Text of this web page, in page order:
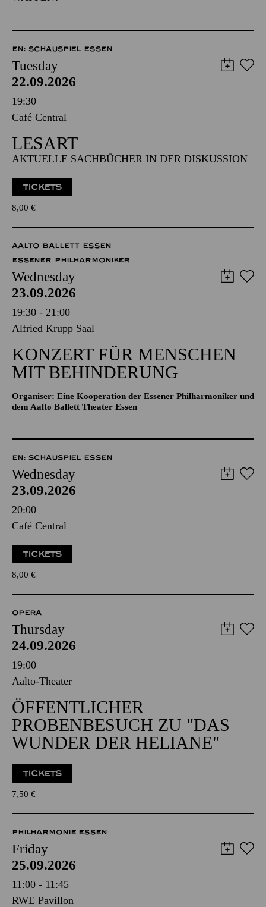
EN: SCHAUSPIEL ESSEN
Tuesday
22.09.2026
19:30
Café Central
LESART
AKTUELLE SACHBÜCHER IN DER DISKUSSION
TICKETS
8,00 €
AALTO BALLETT ESSEN
ESSENER PHILHARMONIKER
Wednesday
23.09.2026
19:30 - 21:00
Alfried Krupp Saal
KONZERT FÜR MENSCHEN
MIT BEHINDERUNG
Organiser: Eine Kooperation der Essener Philharmoniker und
dem Aalto Ballett Theater Essen
EN: SCHAUSPIEL ESSEN
Wednesday
23.09.2026
20:00
Café Central
TICKETS
8,00 €
OPERA
Thursday
24.09.2026
19:00
Aalto-Theater
ÖFFENTLICHER
PROBENBESUCH ZU "DAS
WUNDER DER HELIANE"
TICKETS
7,50 €
PHILHARMONIE ESSEN
Friday
25.09.2026
11:00 - 11:45
RWE Pavillon